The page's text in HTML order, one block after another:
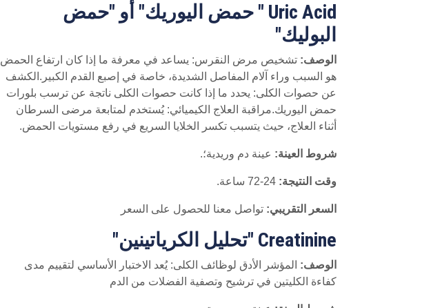
Uric Acid " حمض اليوريك" أو "حمض
البوليك"
الوصف: تشخيص مرض النقرس: يساعد في معرفة ما إذا كان ارتفاع الحمض
هو السبب وراء آلام المفاصل الشديدة، خاصة في إصبع القدم الكبير.الكشف
عن حصوات الكلى: يحدد ما إذا كانت حصوات الكلى ناتجة عن ترسب بلورات
حمض اليوريك.مراقبة العلاج الكيميائي: يُستخدم لمتابعة مرضى السرطان
أثناء العلاج، حيث يتسبب تكسر الخلايا السريع في رفع مستويات الحمض.
شروط العينة: عينة دم وريدية؛.
وقت النتيجة:
السعر التقريبي: تواصل معنا للحصول على السعر
Creatinine "تحليل الكرياتينين"
الوصف: المؤشر الأدق لوظائف الكلى: يُعد الاختبار الأساسي لتقييم مدى
كفاءة الكليتين في ترشيح وتصفية الفضلات من الدم